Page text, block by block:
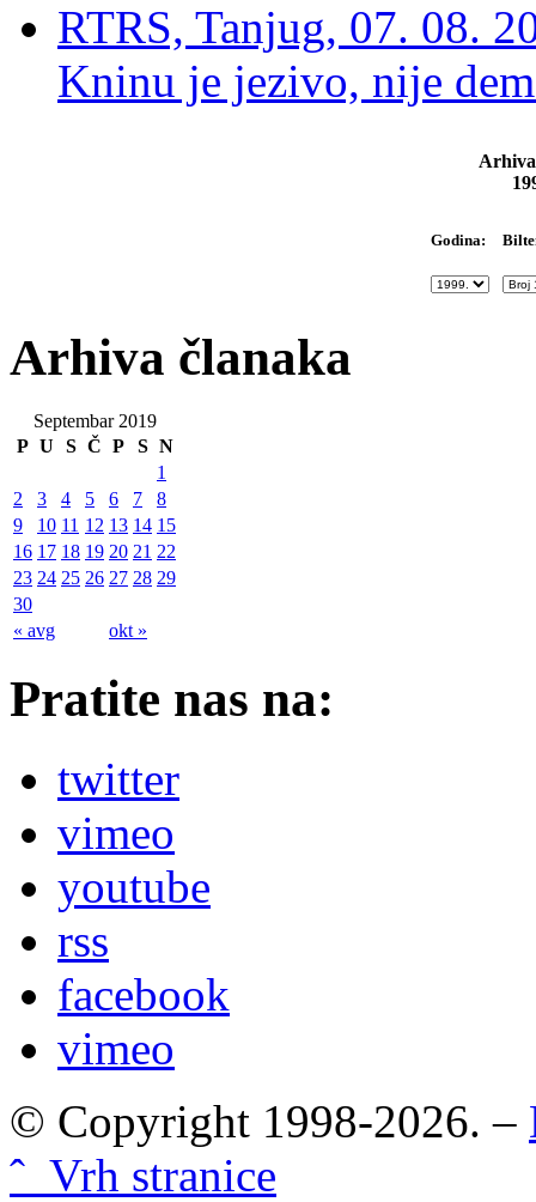
RTRS, Tanjug, 07. 08.
Kninu je jezivo, nije
Godina:
Arhiva članaka
Septembar 2019
P U S Č P S N
« avg okt »
1
2
3 4 5 6 7
8
9
10 11 12 13 14 15
16 17 18 19 20 21 22
23 24 25 26 27 28 29
30
Pratite nas na:
twitter
vimeo
youtube
rss
facebook
vimeo
© Copyright 1998-2026. –
ˆ Vrh stranice